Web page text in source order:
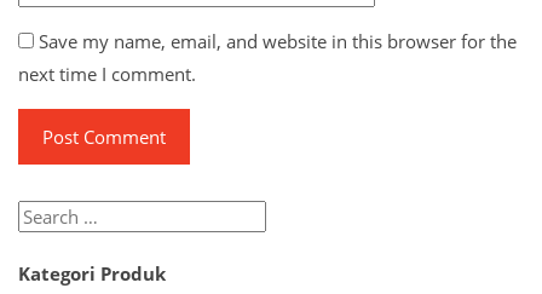
Save my name, email, and website in this browser for the
next time I comment.
Search
Kategori Produk